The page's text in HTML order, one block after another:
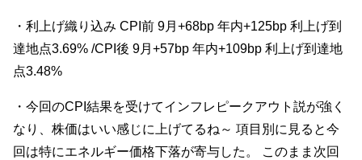
・利上げ織り込み CPI前 9月+68bp 年内+125bp 利上げ到
達地点3.69% /CPI後 9月+57bp 年内+109bp 利上げ到達地
点3.48%
・今回のCPI結果を受けてインフレピークアウト説が強く
なり、株価はいい感じに上げてるね～ 項目別に見ると今
回は特にエネルギー価格下落が寄与した。 このまま次回